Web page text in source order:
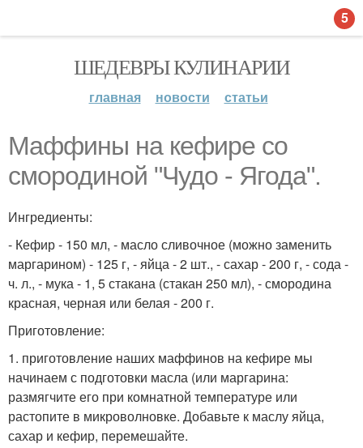
ШЕДЕВРЫ КУЛИНАРИИ
главная новости статьи
Маффины на кефире со
смородиной "Чудо - Ягода".
Ингредиенты:
- Кефир - 150 мл, - масло сливочное (можно заменить
маргарином) - 125 г, - яйца - 2 шт., - сахар - 200 г, - сода -
ч. л., - мука - 1, 5 стакана (стакан 250 мл), - смородина
красная, черная или белая - 200 г.
Приготовление:
1. приготовление наших маффинов на кефире мы
начинаем с подготовки масла (или маргарина:
размягчите его при комнатной температуре или
растопите в микроволновке. Добавьте к маслу яйца,
сахар и кефир, перемешайте.
5